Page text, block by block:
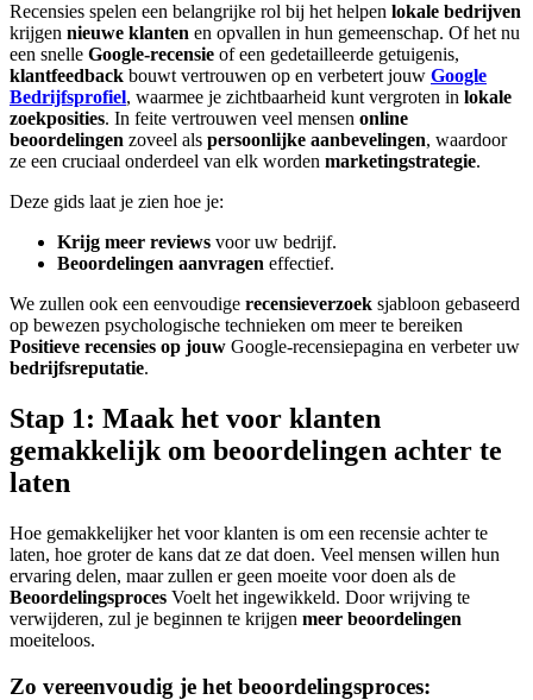
Recensies spelen een belangrijke rol bij het helpen lokale bedrijven
krijgen nieuwe klanten en opvallen in hun gemeenschap. Of het nu
een snelle Google-recensie of een gedetailleerde getuigenis,
klantfeedback bouwt vertrouwen op en verbetert jouw Google
Bedrijfsprofiel, waarmee je zichtbaarheid kunt vergroten in lokale
zoekposities. In feite vertrouwen veel mensen online
beoordelingen zoveel als persoonlijke aanbevelingen, waardoor
ze een cruciaal onderdeel van elk worden marketingstrategie.
Deze gids laat je zien hoe je:
Krijg meer reviews voor uw bedrijf.
Beoordelingen aanvragen effectief.
We zullen ook een eenvoudige recensieverzoek sjabloon gebaseerd
op bewezen psychologische technieken om meer te bereiken
Positieve recensies op jouw Google-recensiepagina en verbeter uw
bedrijfsreputatie.
Stap 1: Maak het voor klanten
gemakkelijk om beoordelingen achter te
laten
Hoe gemakkelijker het voor klanten is om een recensie achter te
laten, hoe groter de kans dat ze dat doen. Veel mensen willen hun
ervaring delen, maar zullen er geen moeite voor doen als de
Beoordelingsproces Voelt het ingewikkeld. Door wrijving te
verwijderen, zul je beginnen te krijgen meer beoordelingen
moeiteloos.
Zo vereenvoudig je het beoordelingsproces: